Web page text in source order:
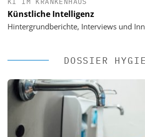
Künstliche Intelligenz
Hintergrundberichte, Interviews und
DOSSIER